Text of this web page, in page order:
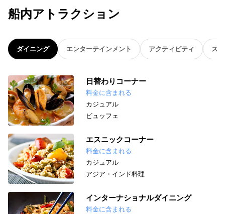
船内アトラクション
ダイニング エンターテインメント アクティビティ ス
日替わりコーナー
料金に含まれる
カジュアル
ビュッフェ
エスニックコーナー
料金に含まれる
カジュアル
アジア・インド料理
インターナショナルダイニング
料金に含まれる